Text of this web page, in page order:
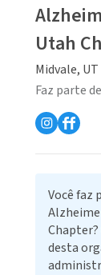
Utah
Midvale, UT
Faz parte
Você faz
Chapter?
desta